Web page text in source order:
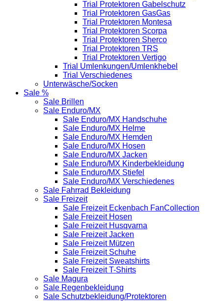
Trial Protektoren Gabelschutz
Trial Protektoren GasGas
Trial Protektoren Montesa
Trial Protektoren Scorpa
Trial Protektoren Sherco
Trial Protektoren TRS
Trial Protektoren Vertigo
Trial Umlenkungen/Umlenkhebel
Trial Verschiedenes
Unterwäsche/Socken
Sale %
Sale Brillen
Sale Enduro/MX
Sale Enduro/MX Handschuhe
Sale Enduro/MX Helme
Sale Enduro/MX Hemden
Sale Enduro/MX Hosen
Sale Enduro/MX Jacken
Sale Enduro/MX Kinderbekleidung
Sale Enduro/MX Stiefel
Sale Enduro/MX Verschiedenes
Sale Fahrrad Bekleidung
Sale Freizeit
Sale Freizeit Eckenbach FanCollection
Sale Freizeit Hosen
Sale Freizeit Husqvarna
Sale Freizeit Jacken
Sale Freizeit Mützen
Sale Freizeit Schuhe
Sale Freizeit Sweatshirts
Sale Freizeit T-Shirts
Sale Magura
Sale Regenbekleidung
Sale Schutzbekleidung/Protektoren